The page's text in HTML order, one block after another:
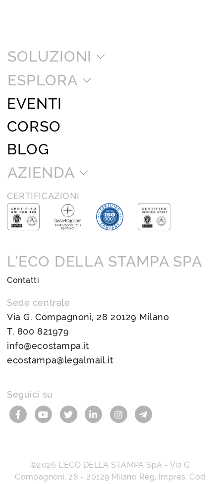
SOLUZIONI
ESPLORA
EVENTI
CORSO
BLOG
AZIENDA
CERTIFICAZIONI
L’ECO DELLA STAMPA SPA
Contatti
Sede centrale
Via G. Compagnoni, 28 20129 Milano
T. 800 821979
info@ecostampa.it
ecostampa@legalmail.it
Seguici su
©2026 L’ECO DELLA STAMPA SpA - Via G.
Compagnoni, 28 - 20129 Milano Reg. Impres, Cod.